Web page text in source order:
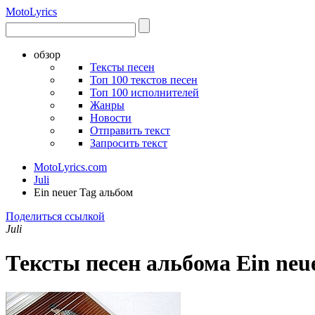
MotoLyrics
обзор
Тексты песен
Топ 100 текстов песен
Топ 100 исполнителей
Жанры
Новости
Отправить текст
Запросить текст
MotoLyrics.com
Juli
Ein neuer Tag альбом
Поделиться ссылкой
Juli
Тексты песен альбома Ein